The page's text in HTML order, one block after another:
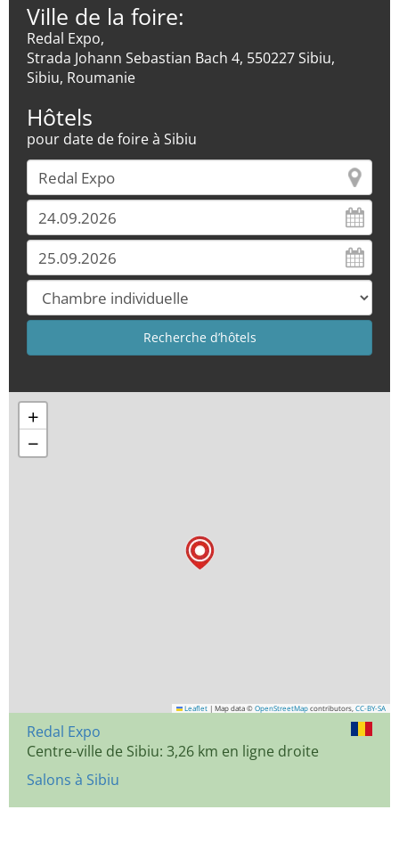
Ville de la foire:
Redal Expo,
Strada Johann Sebastian Bach 4, 550227 Sibiu,
Sibiu, Roumanie
Hôtels
pour date de foire à Sibiu
+
−
Leaflet | Map data © OpenStreetMap contributors, CC-BY-SA
Redal Expo
Centre-ville de Sibiu: 3,26 km en ligne droite
Salons à Sibiu